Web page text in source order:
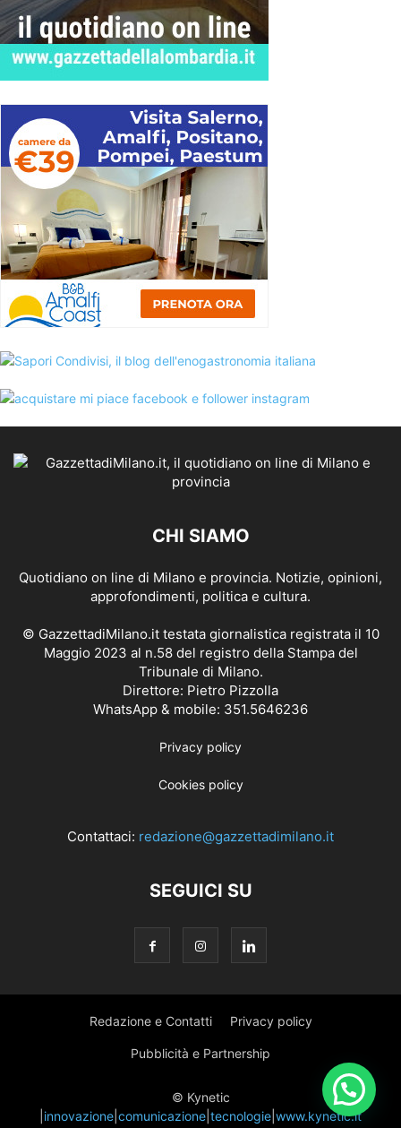
CHI SIAMO
Quotidiano on line di Milano e provincia. Notizie, opinioni,
approfondimenti, politica e cultura.
© GazzettadiMilano.it testata giornalistica registrata il 10
Maggio 2023 al n.58 del registro della Stampa del
Tribunale di Milano.
Direttore: Pietro Pizzolla
WhatsApp & mobile: 351.5646236
Privacy policy
Cookies policy
Contattaci: redazione@gazzettadimilano.it
SEGUICI SU
Redazione e Contatti Privacy policy
Pubblicità e Partnership
© Kynetic
innovazione comunicazione tecnologie www.kynetic.it